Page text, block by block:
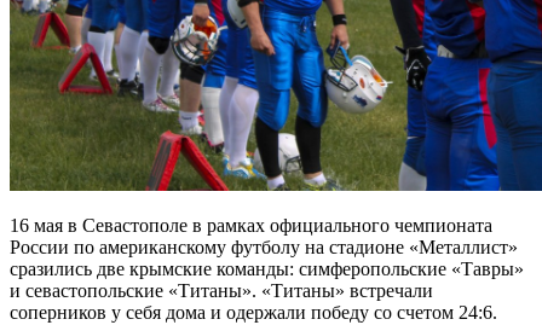
16 мая в Севастополе в рамках официального чемпионата
России по американскому футболу на стадионе «Металлист»
сразились две крымские команды: симферопольские «Тавры»
и севастопольские «Титаны». «Титаны» встречали
соперников у себя дома и одержали победу со счетом 24:6.